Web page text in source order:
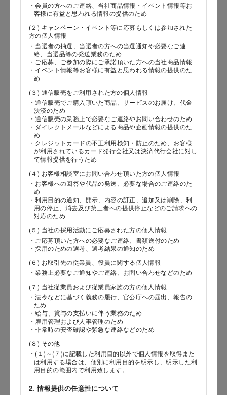
・会員の方へのご連絡、当社商品情報・イベント情報等お
客様に有益と思われる情報の提供のため
(２) キャンペーン・イベント等に応募もしくは参加された
方の個人情報
・当選者の抽選、当選者の方への当選通知や必要なご連
絡、当選品等の発送業務のため
・ご応募、ご参加の際にご承諾頂いた方への当社商品情報
・イベント情報等お客様に有益と思われる情報の提供のた
め
(３) 通信販売をご利用された方の個人情報
・通信販売でご購入頂いた商品、サービスのお届け、代金
決済のため
・通信販売の業務上で必要なご連絡やお問い合わせのため
・ダイレクトメールなどによる商品や企画情報の提供のた
め
・クレジットカードの不正利用検知・防止のため、お客様
が利用されているカード発行会社又は決済代行会社に対し
て情報提供を行うため
(４) お客様相談室にお問い合わせ頂いた方の個人情報
・お客様への回答や代品の発送、必要な場合のご連絡のた
め
・利用目的の通知、開示、内容の訂正、追加又は削除、利
用の停止、消去及び第三者への提供停止などのご請求への
対応のため
(５) 当社の採用活動にご応募された方の個人情報
・ご応募頂いた方への必要なご連絡、書類送付のため
・採用のための選考、選考結果の通知のため
(６) お取引先の従業員、役員に関する個人情報
・業務上必要なご通知やご連絡、お問い合わせなどのため
(７) 当社従業員および従業員家族の方の個人情報
・法令などに基づく義務の履行、官公庁への届出、報告の
ため
・給与、賞与の支払いに伴う業務のため
・雇用管理および人事管理のため
・非常時の安否確認や緊急な連絡などのため
(８) その他
・(１)～(７)に記載した利用目的以外で個人情報を取得また
は利用する場合は、個別に利用目的を明示し、明示した利
用目的の範囲内で利用致します。
2. 情報提供の任意性について
お問い合わせ時氏名（カナ）
［セイ］
［メイ］
（全角で入力してください）
電話番号
メールアドレス
郵便番号
都道府県
市区郡
番地以降